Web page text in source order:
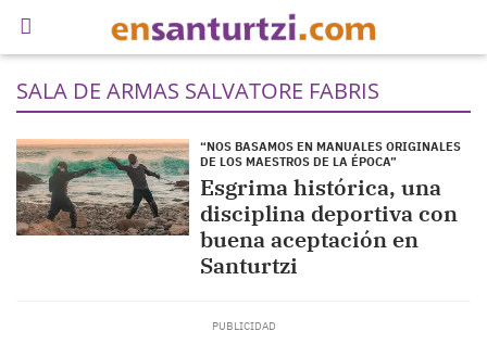
SALA DE ARMAS SALVATORE FABRIS
“NOS BASAMOS EN MANUALES ORIGINALES
DE LOS MAESTROS DE LA ÉPOCA”
Esgrima histórica, una
disciplina deportiva con
buena aceptación en
Santurtzi